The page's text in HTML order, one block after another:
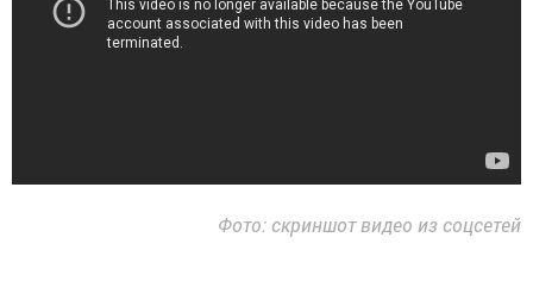
Фото: скриншот видео из соцсетей